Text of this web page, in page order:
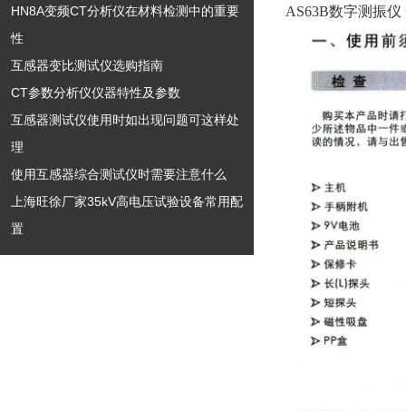
HN8A变频CT分析仪在材料检测中的重要
性
互感器变比测试仪选购指南
CT参数分析仪仪器特性及参数
互感器测试仪使用时如出现问题可这样处
理
使用互感器综合测试仪时需要注意什么
上海旺徐厂家35kV高电压试验设备常用配
置
AS63B数字测振